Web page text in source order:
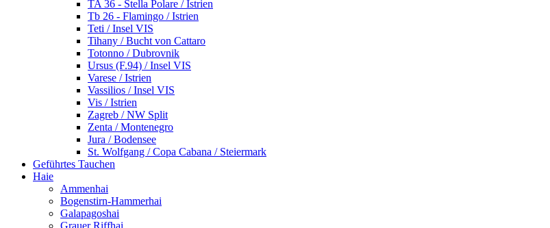
TA 36 - Stella Polare / Istrien
Tb 26 - Flamingo / Istrien
Teti / Insel VIS
Tihany / Bucht von Cattaro
Totonno / Dubrovnik
Ursus (F.94) / Insel VIS
Varese / Istrien
Vassilios / Insel VIS
Vis / Istrien
Zagreb / NW Split
Zenta / Montenegro
Jura / Bodensee
St. Wolfgang / Copa Cabana / Steiermark
Geführtes Tauchen
Haie
Ammenhai
Bogenstirn-Hammerhai
Galapagoshai
Grauer Riffhai